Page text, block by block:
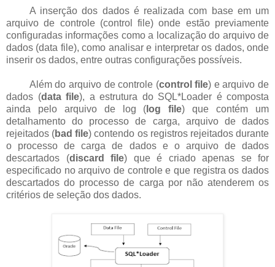
A inserção dos dados é realizada com base em um
arquivo de controle (control file) onde estão previamente
configuradas informações como a localização do arquivo de
dados (data file), como analisar e interpretar os dados, onde
inserir os dados, entre outras configurações possíveis.
Além do arquivo de controle (control file) e arquivo de
dados (data file), a estrutura do SQL*Loader é composta
ainda pelo arquivo de log ( log file) que contém um
detalhamento do processo de carga, arquivo de dados
rejeitados (bad file) contendo os registros rejeitados durante
o processo de carga de dados e o arquivo de dados
descartados (discard file) que é criado apenas se for
especificado no arquivo de controle e que registra os dados
descartados do processo de carga por não atenderem os
critérios de seleção dos dados.